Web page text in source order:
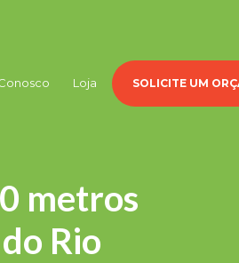
Loja SOLICITE UM
metros
Rio